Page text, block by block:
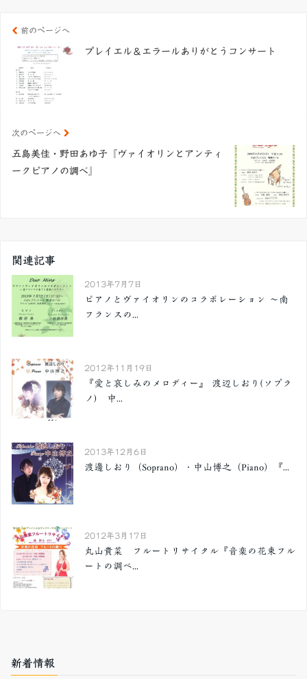
前のページへ
プレイエル＆エラールありがとうコンサート
次のページへ
五島美佳・野田あゆ子『ヴァイオリンとアンティ
ークピアノの調べ』
関連記事
2013年7月7日
ピアノとヴァイオリンのコラボレーション ～南
フランスの...
2012年11月19日
『愛と哀しみのメロディー』 渡辺しおり(ソプラ
ノ) 中...
2013年12月6日
渡邊しおり（Soprano）・中山博之（Piano）『...
2012年3月17日
丸山貴菜 フルートリサイタル『音楽の花束フル
ートの調べ...
新着情報